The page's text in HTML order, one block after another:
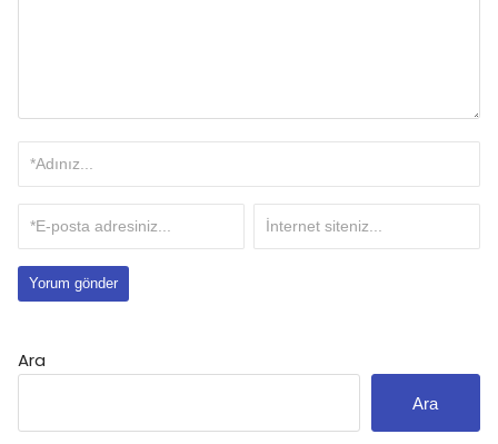
Ara
Ara